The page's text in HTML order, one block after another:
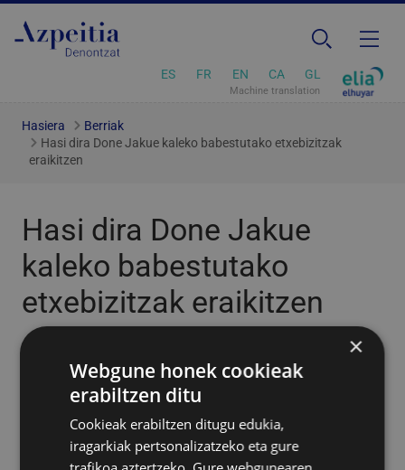
ES FR EN CA GL
Machine translation
Hasiera
Berriak
Hasi dira Done Jakue kaleko babestutako etxebizitzak
eraikitzen
Hasi dira Done Jakue
kaleko babestutako
etxebizitzak eraikitzen
×
Webgune honek cookieak
erabiltzen ditu
Cookieak erabiltzen ditugu edukia,
iragarkiak pertsonalizatzeko eta gure